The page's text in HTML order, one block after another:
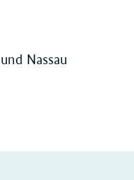
Nassau